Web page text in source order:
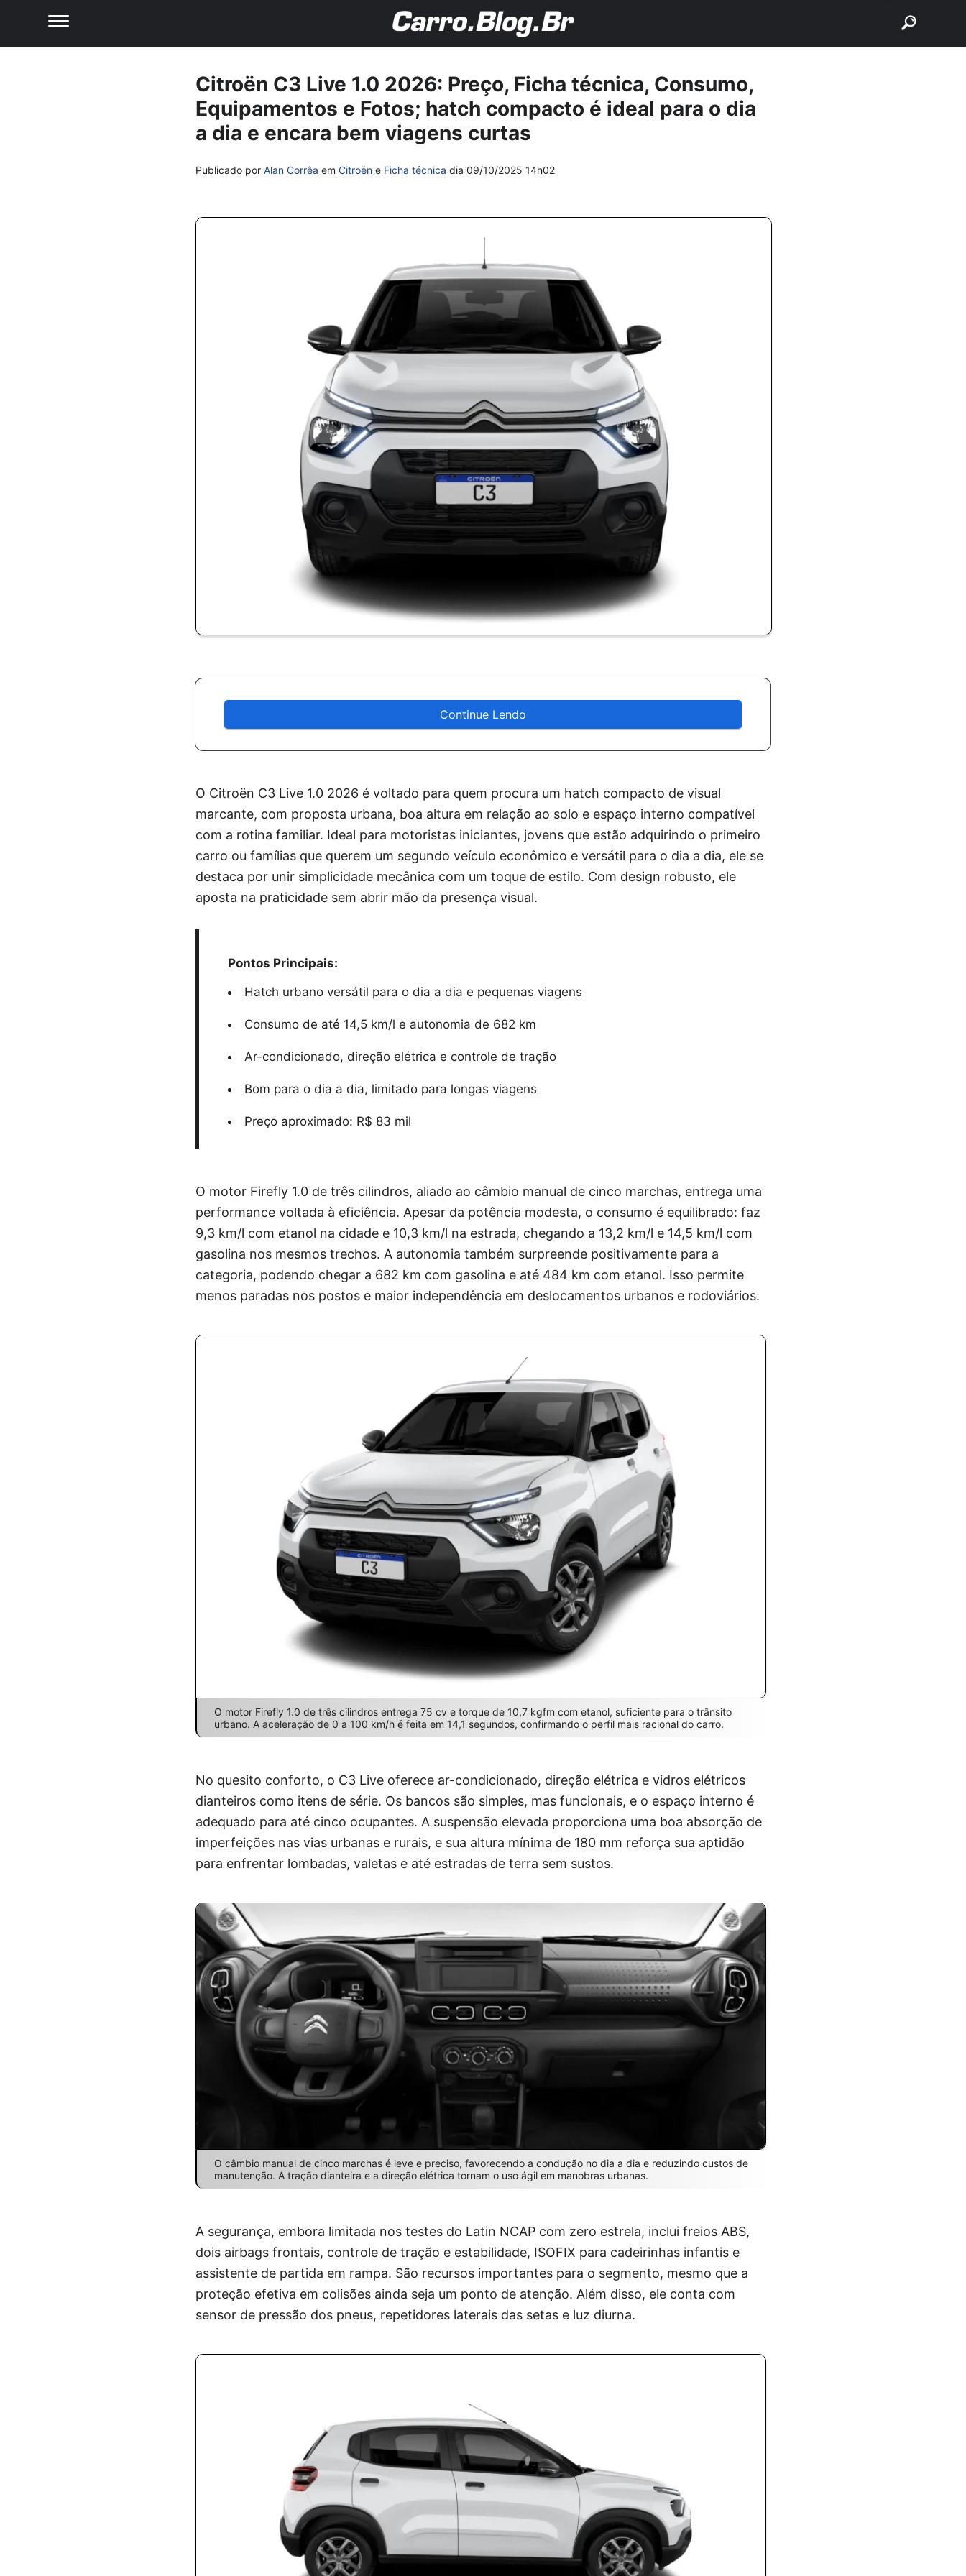
Citroën C3 Live 1.0 2026: Preço, Ficha técnica, Consumo,
Equipamentos e Fotos; hatch compacto é ideal para o dia
a dia e encara bem viagens curtas
Publicado por Alan Corrêa em Citroën e Ficha técnica dia 09/10/2025 14h02
Continue Lendo
O Citroën C3 Live 1.0 2026 é voltado para quem procura um hatch compacto de visual
marcante, com proposta urbana, boa altura em relação ao solo e espaço interno compatível
com a rotina familiar. Ideal para motoristas iniciantes, jovens que estão adquirindo o primeiro
carro ou famílias que querem um segundo veículo econômico e versátil para o dia a dia, ele se
destaca por unir simplicidade mecânica com um toque de estilo. Com design robusto, ele
aposta na praticidade sem abrir mão da presença visual.
Pontos Principais:
Hatch urbano versátil para o dia a dia e pequenas viagens
Consumo de até 14,5 km/l e autonomia de 682 km
Ar-condicionado, direção elétrica e controle de tração
Bom para o dia a dia, limitado para longas viagens
Preço aproximado: R$ 83 mil
O motor Firefly 1.0 de três cilindros, aliado ao câmbio manual de cinco marchas, entrega uma
performance voltada à eficiência. Apesar da potência modesta, o consumo é equilibrado: faz
9,3 km/l com etanol na cidade e 10,3 km/l na estrada, chegando a 13,2 km/l e 14,5 km/l com
gasolina nos mesmos trechos. A autonomia também surpreende positivamente para a
categoria, podendo chegar a 682 km com gasolina e até 484 km com etanol. Isso permite
menos paradas nos postos e maior independência em deslocamentos urbanos e rodoviários.
O motor Firefly 1.0 de três cilindros entrega 75 cv e torque de 10,7 kgfm com etanol, suficiente para o trânsito
urbano. A aceleração de 0 a 100 km/h é feita em 14,1 segundos, confirmando o perfil mais racional do carro.
No quesito conforto, o C3 Live oferece ar-condicionado, direção elétrica e vidros elétricos
dianteiros como itens de série. Os bancos são simples, mas funcionais, e o espaço interno é
adequado para até cinco ocupantes. A suspensão elevada proporciona uma boa absorção de
imperfeições nas vias urbanas e rurais, e sua altura mínima de 180 mm reforça sua aptidão
para enfrentar lombadas, valetas e até estradas de terra sem sustos.
O câmbio manual de cinco marchas é leve e preciso, favorecendo a condução no dia a dia e reduzindo custos de
manutenção. A tração dianteira e a direção elétrica tornam o uso ágil em manobras urbanas.
A segurança, embora limitada nos testes do Latin NCAP com zero estrela, inclui freios ABS,
dois airbags frontais, controle de tração e estabilidade, ISOFIX para cadeirinhas infantis e
assistente de partida em rampa. São recursos importantes para o segmento, mesmo que a
proteção efetiva em colisões ainda seja um ponto de atenção. Além disso, ele conta com
sensor de pressão dos pneus, repetidores laterais das setas e luz diurna.